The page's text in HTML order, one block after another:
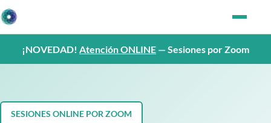
¡NOVEDAD! Atención ONLINE — Sesiones por Zoom
SESIONES ONLINE POR ZOOM